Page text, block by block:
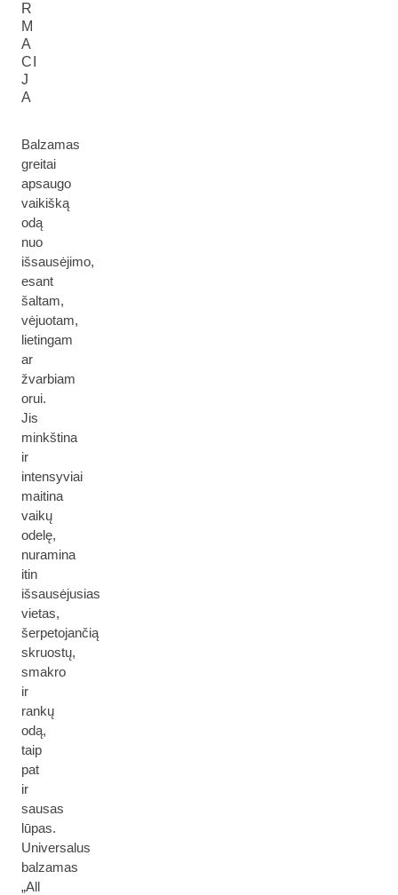
R
M
A
CI
J
A
Balzamas
greitai
apsaugo
vaikišką
odą
nuo
išsausėjimo,
esant
šaltam,
vėjuotam,
lietingam
ar
žvarbiam
orui.
Jis
minkština
ir
intensyviai
maitina
vaikų
odelę,
nuramina
itin
išsausėjusias
vietas,
šerpetojančią
skruostų,
smakro
ir
rankų
odą,
taip
pat
ir
sausas
lūpas.
Universalus
balzamas
„All